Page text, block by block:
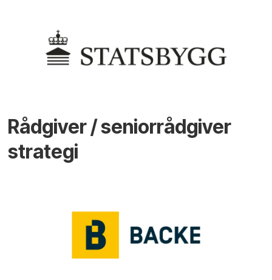
Rådgiver / seniorrådgiver
strategi